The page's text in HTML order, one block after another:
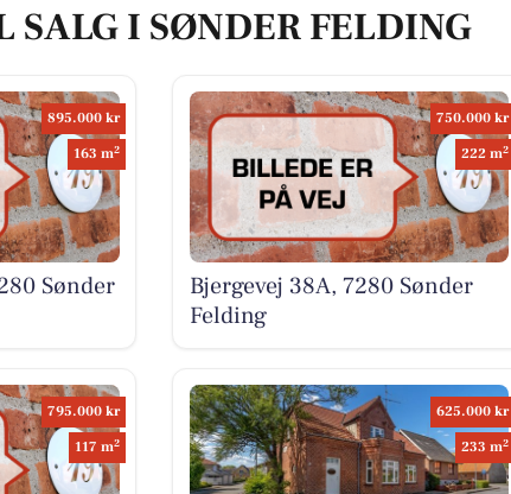
SALG I SØNDER FELDING
895.000 kr
163 m2
Sønder
750.000 kr
222 m2
Bjergevej 38A, 7280 Sønder
Felding
795.000 kr
117 m2
625.000 kr
233 m2